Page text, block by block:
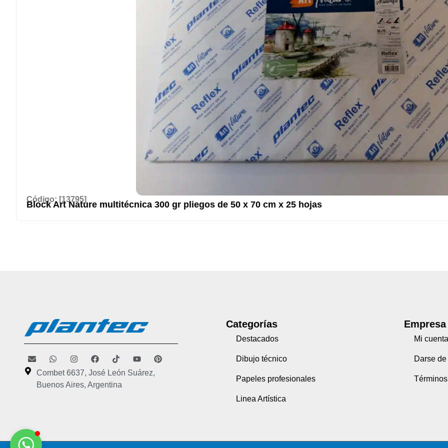
Código: [13795]
Block Art Nature multitécnica 300 gr pliegos de 50 x 70 cm x 25 hojas
Combet 6637, José León Suárez,
Buenos Aires, Argentina
Categorías
Destacados
Dibujo técnico
Papeles profesionales
Linea Artística
Empresa
Mi
Darse